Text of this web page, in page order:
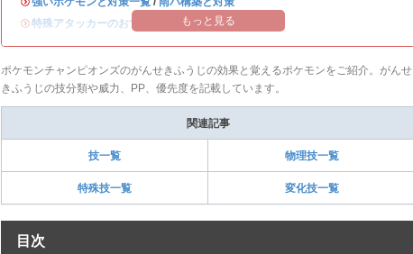
・特殊アタッカーのおすすめランキング
もっと見る
ポケモンチャンピオンズのがんせきふうじの効果と覚えるポケモンをご紹介。がんせ
きふうじの技分類や威力、PP、優先度を記載しています。
関連記事
技一覧 物理技一覧
特殊技一覧 変化技一覧
目次